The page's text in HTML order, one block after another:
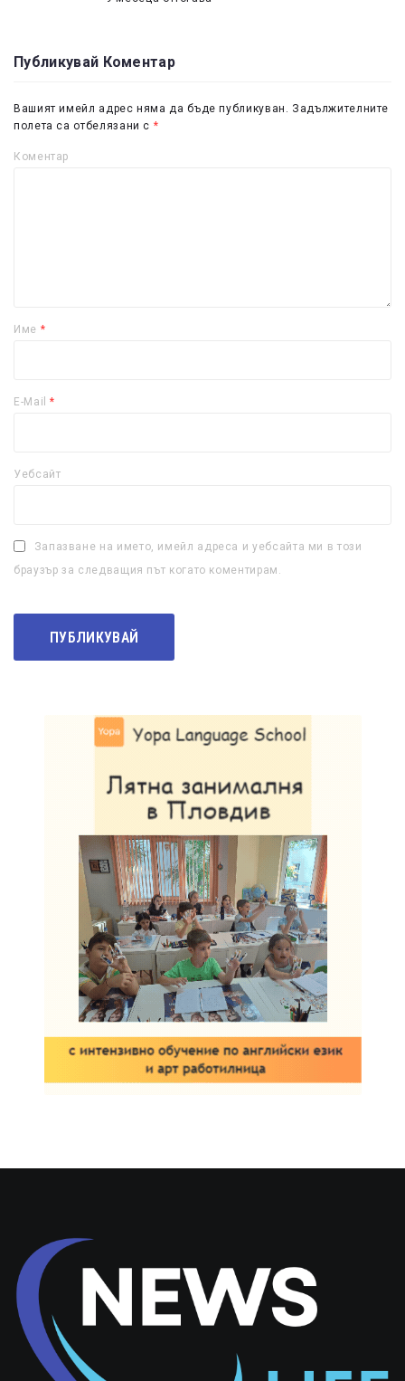
Публикувай Коментар
Вашият имейл адрес няма да бъде публикуван. Задължителните
полета са отбелязани с *
Коментар
Име *
E-Mail*
Уебсайт
Запазване на името, имейл адреса и уебсайта ми в този
браузър за следващия път когато коментирам.